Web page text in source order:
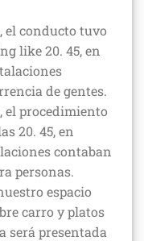
el conducto tuvo
like 20. 45, en
de gentes.
el procedimiento
20. 45, en
contaban
personas.
espacio
carro y platos
será presentada